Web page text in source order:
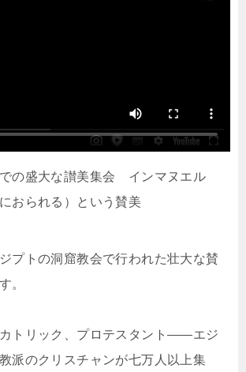
の盛大な讃美集会 インマヌエル
おられる）という賛美
プトの洞窟教会で行われた壮大な賛
。
トリック、プロテスタント——エジ
派のクリスチャンが七万人以上集